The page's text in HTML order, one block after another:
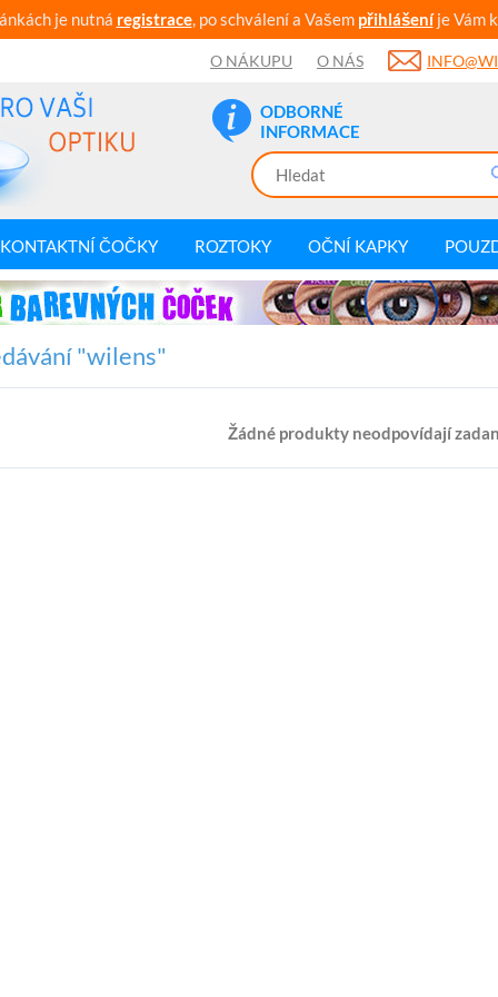
je nutná registrace, po schválení a Vašem přihlášeníje Vám
O NÁKUPU O NÁS
ODBORNÉ
INFORMACE
KONTAKTNÍ ČOČKY ROZTOKY OČNÍ KAPKY
"wilens"
Žádné produkty neodpovídají